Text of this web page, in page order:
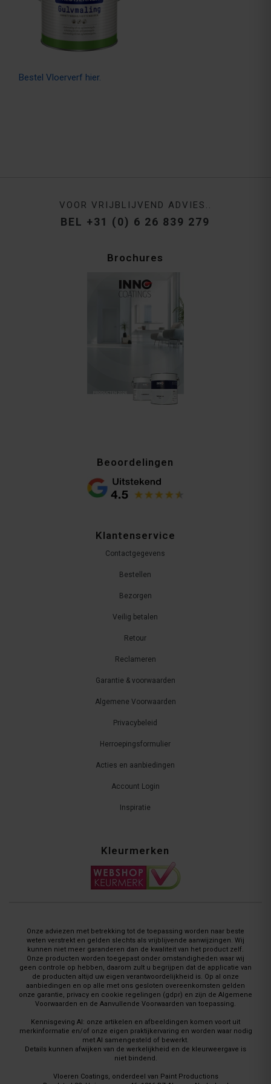
Bestel Vloerverf hier.
VOOR VRIJBLIJVEND ADVIES..
BEL +31 (0) 6 26 839 279
Brochures
Beoordelingen
Klantenservice
Contactgegevens
Bestellen
Bezorgen
Veilig betalen
Retour
Reclameren
Garantie & voorwaarden
Algemene Voorwaarden
Privacybeleid
Herroepingsformulier
Acties en aanbiedingen
Account Login
Inspiratie
Kleurmerken
Onze adviezen met betrekking tot de toepassing worden naar beste
weten verstrekt en gelden slechts als vrijblijvende aanwijzingen. Wij
kunnen niet meer garanderen dan de kwaliteit van het product zelf.
Onze producten worden toegepast onder omstandigheden waar wij
geen controle op hebben, daarom zult u begrijpen dat de applicatie van
de producten altijd uw eigen verantwoordelijkheid is. Op al onze
aanbiedingen en op alle met ons gesloten overeenkomsten gelden
onze garantie, privacy en cookie regelingen (gdpr) en zijn de Algemene
Voorwaarden en de Aanvullende Voorwaarden van toepassing.
Kennisgeving AI: onze artikelen en afbeeldingen komen voort uit
merkinformatie en/of onze eigen praktijkervaring en worden waar nodig
met AI samengesteld of bewerkt.
Details kunnen afwijken van de werkelijkheid en de kleurweergave is
niet bindend.
Vloeren Coatings, onderdeel van Paint Productions